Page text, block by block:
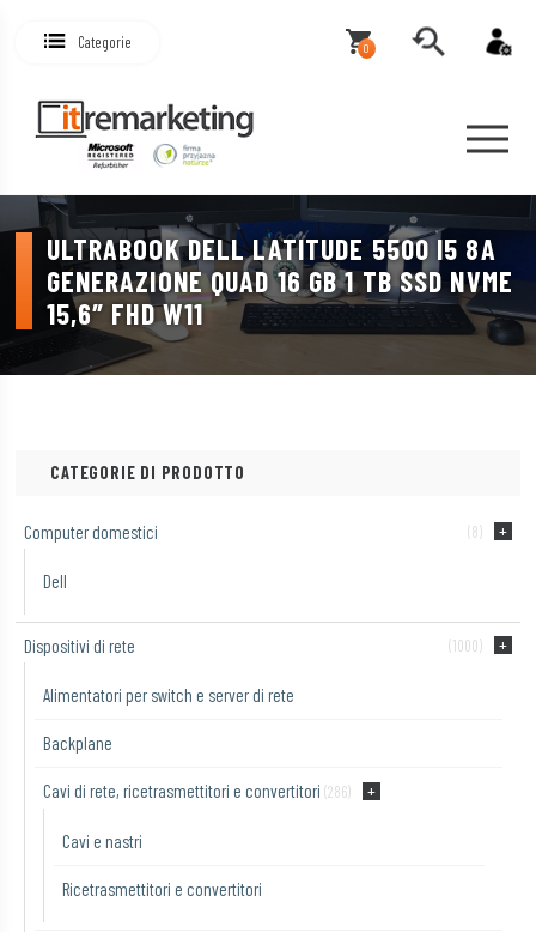
Categorie 0
ULTRABOOK DELL LATITUDE 5500 I5 8A
GENERAZIONE QUAD 16 GB 1 TB SSD NVME
15,6″ FHD W11
CATEGORIE DI PRODOTTO
Computer domestici (8)
Dell
Dispositivi di rete (1000)
Alimentatori per switch e server di rete
Backplane
Cavi di rete, ricetrasmettitori e convertitori (286)
Cavi e nastri
Ricetrasmettitori e convertitori